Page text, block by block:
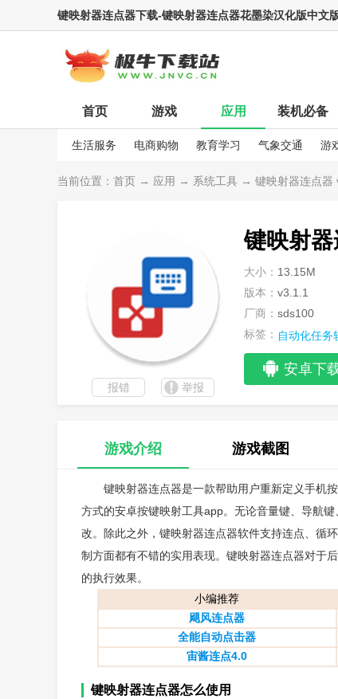
键映射器连点器下载-键映射器连点器花墨染汉化版中文
首页 游戏 应用 装机必备
生活服务 电商购物 教育学习 气象交通 游
娱乐资讯
当前位置： 首页 → 应用 → 系统工具 → 键映射器连点器
键映射
大小： 13.15M
版本： v3.1.1
厂商： sds100
标签： 自动化任务
安卓下
报错 举报
游戏介绍 游戏截图
键映射器连点器是一款帮助用户重新定义手机
方式的安卓按键映射工具app。无论音量键、导航
改。除此之外，键映射器连点器软件支持连点、循
制方面都有不错的实用表现。键映射器连点器对于
的执行效果。
小编推荐
飓风连点器
全能自动点击器
宙酱连点4.0
键映射器连点器怎么使用